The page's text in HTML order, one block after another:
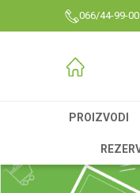
066/44-99-00
PROIZVODI
Agromarket